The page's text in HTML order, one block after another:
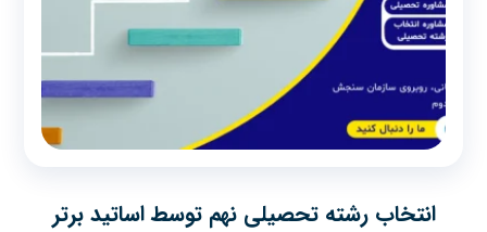
انتخاب رشته تحصیلی نهم توسط اساتید برتر